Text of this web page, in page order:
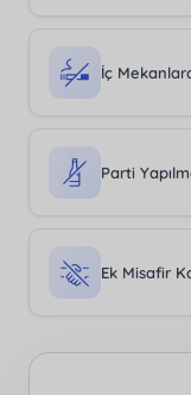
İç
Parti
Ek Misafir